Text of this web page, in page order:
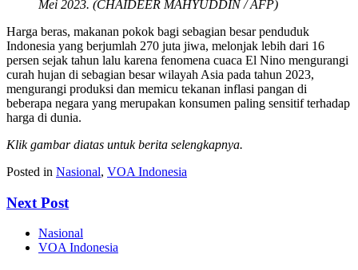
Mei 2023. (CHAIDEER MAHYUDDIN / AFP)
Harga beras, makanan pokok bagi sebagian besar penduduk
Indonesia yang berjumlah 270 juta jiwa, melonjak lebih dari 16
persen sejak tahun lalu karena fenomena cuaca El Nino mengurangi
curah hujan di sebagian besar wilayah Asia pada tahun 2023,
mengurangi produksi dan memicu tekanan inflasi pangan di
beberapa negara yang merupakan konsumen paling sensitif terhadap
harga di dunia.
Klik gambar diatas untuk berita selengkapnya.
Posted in Nasional, VOA Indonesia
Next Post
Nasional
VOA Indonesia